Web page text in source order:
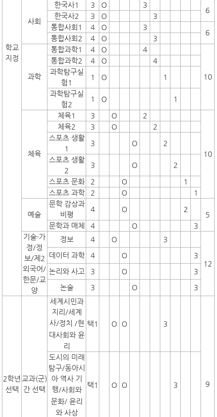
학교
지정
사회
한국사1 3 O 3
6
한국사2 3 O
3
통합사회1
4 O 3
6
통합사회2 4 O 3
과학
통합과학1 4 O 4
10
통합과학2 4 O
4
과학탐구실
험1
1 O
1
과학탐구실
험2
1 O 1
체육
체육1 3 O 2
10
체육2 3 O
2
스포츠 생활
1
3 O
2
스포츠 생활
2
3 O
2
스포츠 문화
2 O
1
스포츠 과학
2 O 1
예술
문학 감상과
비평
4 O 2
5
문학과 매체
4 O
3
기술·가
정/정
보/제2
외국어/
한문/교
양
정보 4 O 3
12
데이터 과학 4 O
3
논리와 사고
3 O
3
논술
3 O 3
2학년
선택
교과(군)
간 선택
세계시민과
지리/세계
사/정치 /현
대사회와 윤
리
택1 O O 3
9
도시의 미래
탐구/동아시
아 역사 기
행/사회와
문화/ 윤리
와 사상
택1 O O 3